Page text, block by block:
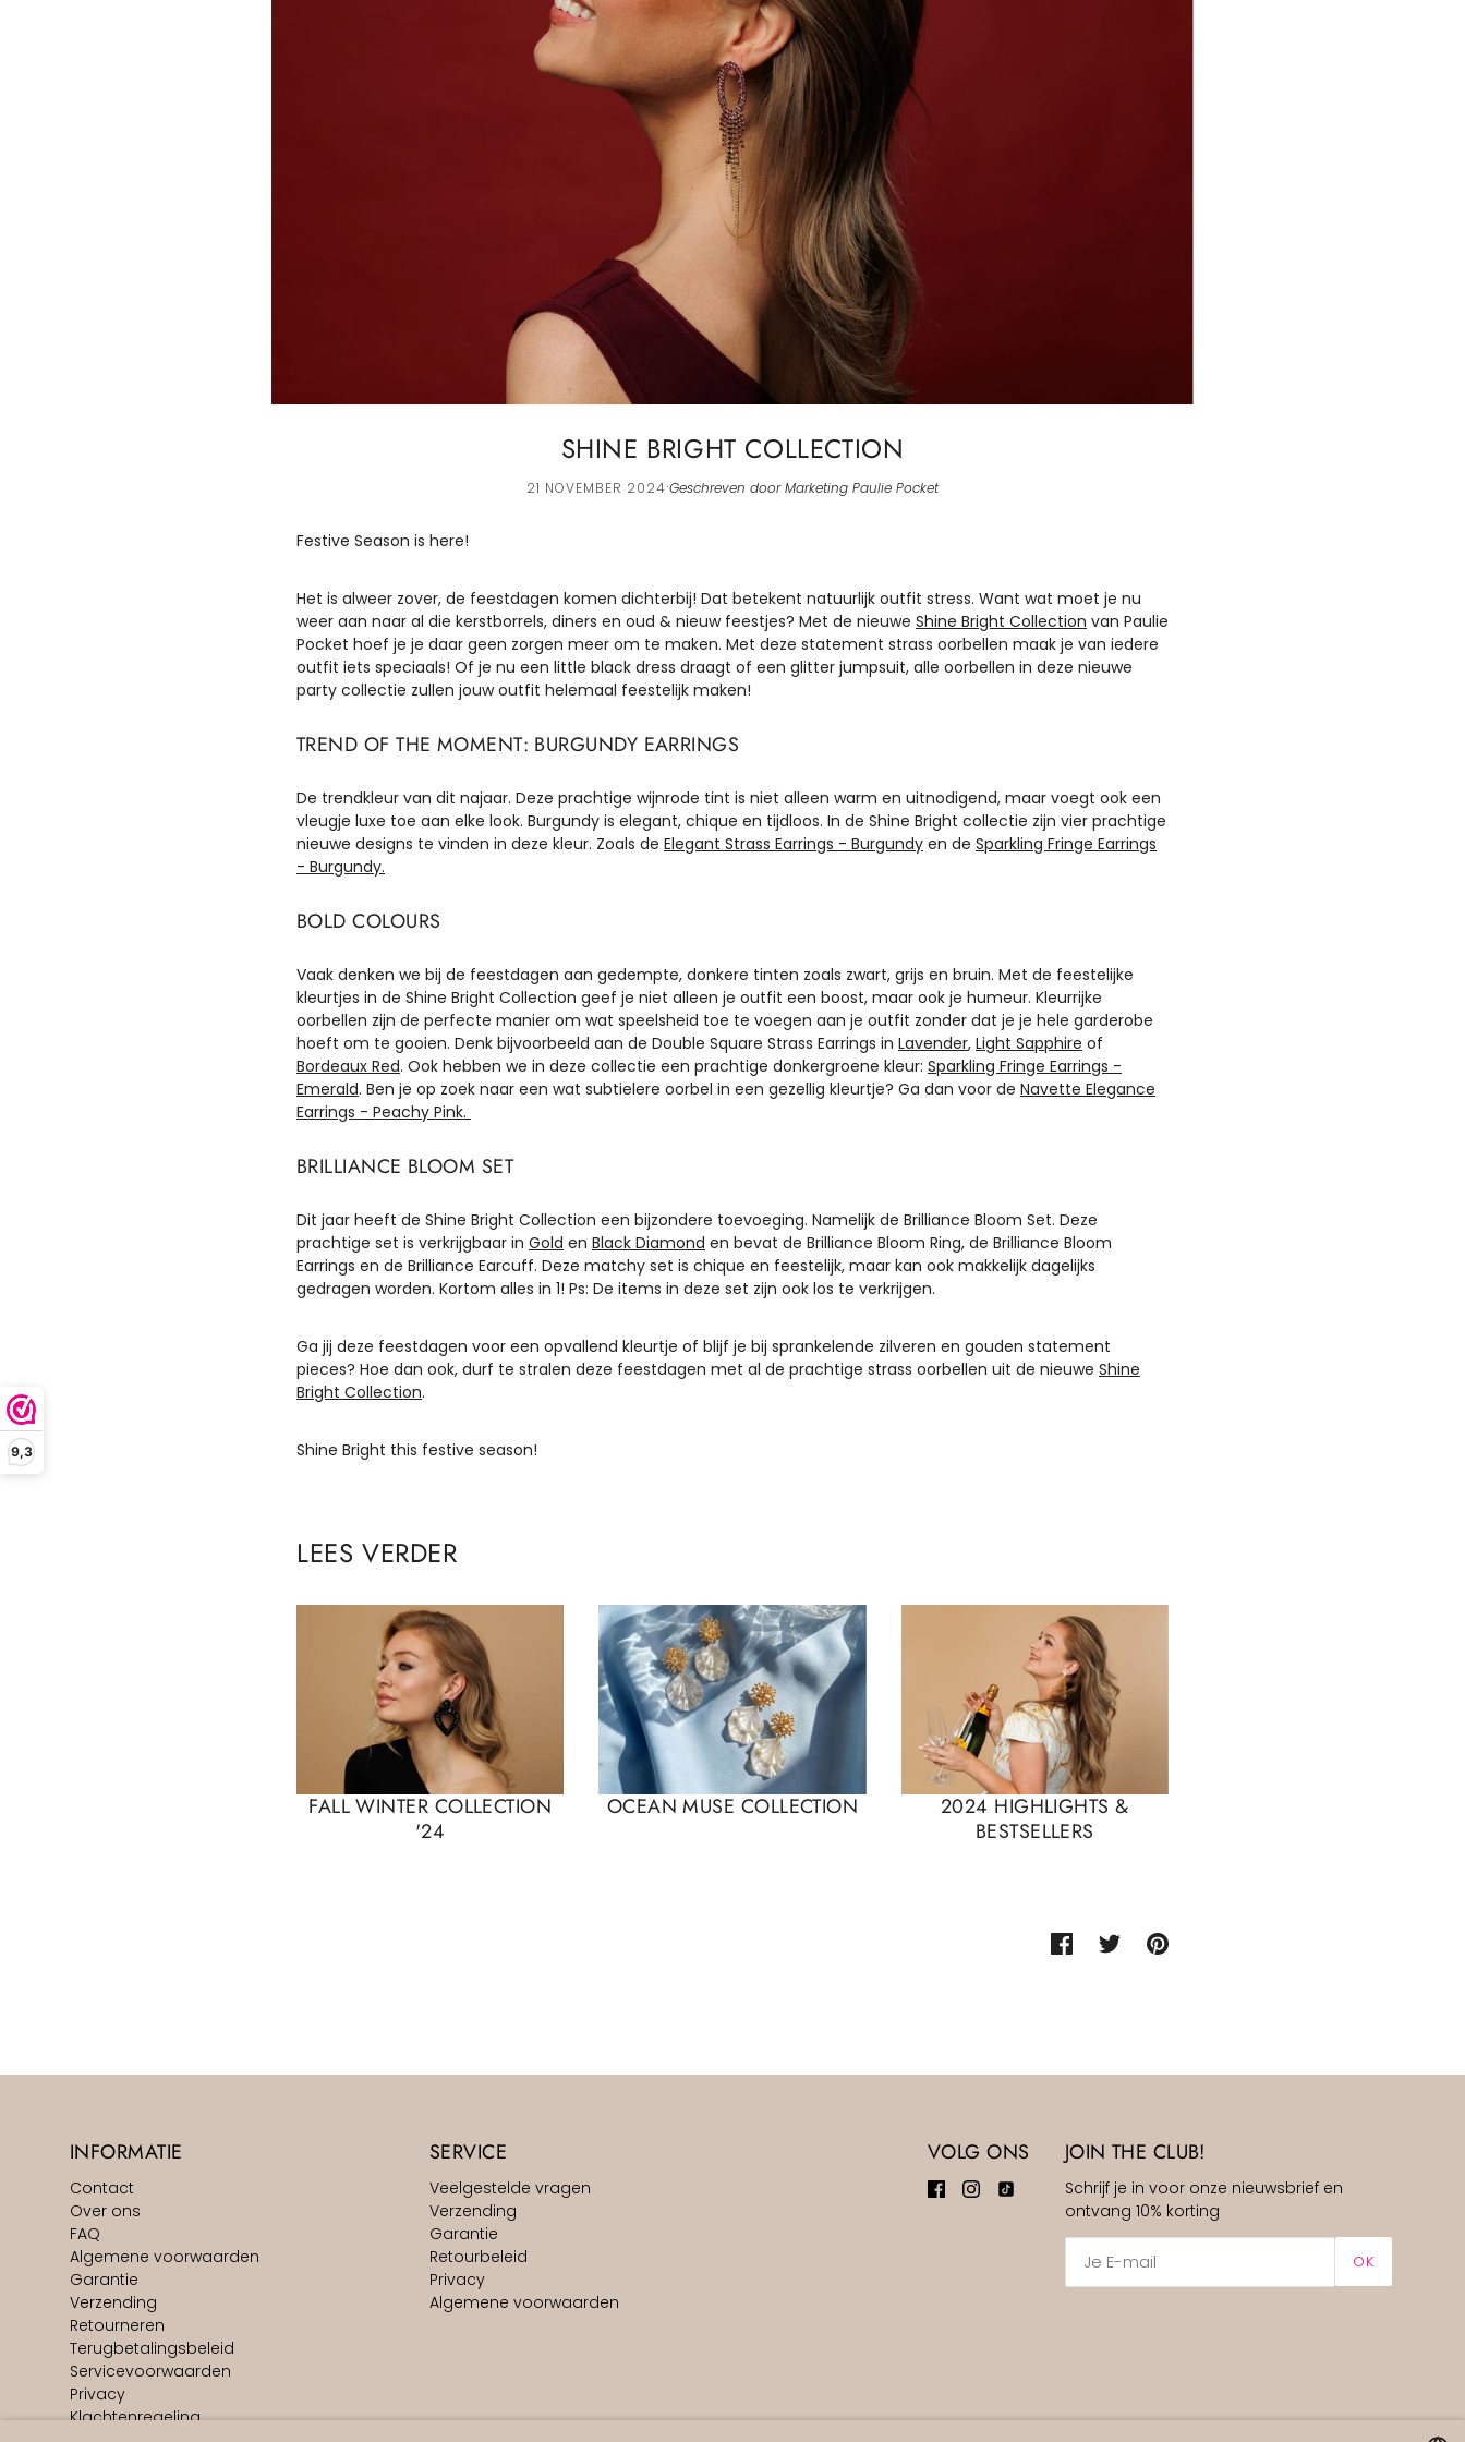
9,3
Oranje
Paars
Rood
Bloom Collection
Bridal Collection
Clip On Collection
SHINE BRIGHT COLLECTION
21 NOVEMBER 2024·Geschreven door Marketing Paulie Pocket
Festive Season is here!
Het is alweer zover, de feestdagen komen dichterbij! Dat betekent natuurlijk outfit stress. Want wat moet je nu
weer aan naar al die kerstborrels, diners en oud & nieuw feestjes? Met de nieuwe Shine Bright Collection van Paulie
Pocket hoef je je daar geen zorgen meer om te maken. Met deze statement strass oorbellen maak je van iedere
outfit iets speciaals! Of je nu een little black dress draagt of een glitter jumpsuit, alle oorbellen in deze nieuwe
party collectie zullen jouw outfit helemaal feestelijk maken!
TREND OF THE MOMENT: BURGUNDY EARRINGS
De trendkleur van dit najaar. Deze prachtige wijnrode tint is niet alleen warm en uitnodigend, maar voegt ook een
vleugje luxe toe aan elke look. Burgundy is elegant, chique en tijdloos. In de Shine Bright collectie zijn vier prachtige
nieuwe designs te vinden in deze kleur. Zoals de Elegant Strass Earrings - Burgundy en de Sparkling Fringe Earrings
- Burgundy.
BOLD COLOURS
Vaak denken we bij de feestdagen aan gedempte, donkere tinten zoals zwart, grijs en bruin. Met de feestelijke
kleurtjes in de Shine Bright Collection geef je niet alleen je outfit een boost, maar ook je humeur. Kleurrijke
oorbellen zijn de perfecte manier om wat speelsheid toe te voegen aan je outfit zonder dat je je hele garderobe
hoeft om te gooien. Denk bijvoorbeeld aan de Double Square Strass Earrings in Lavender, Light Sapphire of
Bordeaux Red. Ook hebben we in deze collectie een prachtige donkergroene kleur: Sparkling Fringe Earrings -
Emerald. Ben je op zoek naar een wat subtielere oorbel in een gezellig kleurtje? Ga dan voor de Navette Elegance
Earrings - Peachy Pink.
BRILLIANCE BLOOM SET
Dit jaar heeft de Shine Bright Collection een bijzondere toevoeging. Namelijk de Brilliance Bloom Set. Deze
prachtige set is verkrijgbaar in Gold en Black Diamond en bevat de Brilliance Bloom Ring, de Brilliance Bloom
Earrings en de Brilliance Earcuff. Deze matchy set is chique en feestelijk, maar kan ook makkelijk dagelijks
gedragen worden. Kortom alles in 1! Ps: De items in deze set zijn ook los te verkrijgen.
Ga jij deze feestdagen voor een opvallend kleurtje of blijf je bij sprankelende zilveren en gouden statement
pieces? Hoe dan ook, durf te stralen deze feestdagen met al de prachtige strass oorbellen uit de nieuwe Shine
Bright Collection.
Shine Bright this festive season!
LEES VERDER
FALL WINTER COLLECTION
'24
OCEAN MUSE COLLECTION
2024 HIGHLIGHTS &
BESTSELLERS
INFORMATIE
Contact
Over ons
FAQ
Algemene voorwaarden
Garantie
Verzending
Retourneren
Terugbetalingsbeleid
Servicevoorwaarden
Privacy
Klachtenregeling
SERVICE
Veelgestelde vragen
Verzending
Garantie
Retourbeleid
Privacy
Algemene voorwaarden
VOLG ONS JOIN THE CLUB!
Schrijf je in voor onze nieuwsbrief en
ontvang 10% korting
OK